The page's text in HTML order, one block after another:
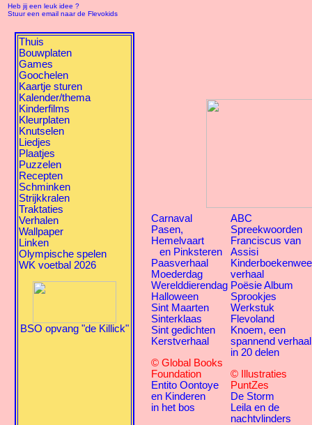
Heb jij een leuk idee ?
Stuur een email naar de Flevokids
Thuis
Bouwplaten
Games
Goochelen
Kaartje sturen
Kalender/thema
Kinderfilms
Kleurplaten
Knutselen
Liedjes
Plaatjes
Puzzelen
Recepten
Schminken
Strijkkralen
Traktaties
Verhalen
Wallpaper
Linken
Olympische spelen
WK voetbal 2026
BSO opvang "de Killick"
Carnaval
Pasen,
Hemelvaart
en Pinksteren
Paasverhaal
Moederdag
Werelddierendag
Halloween
Sint Maarten
Sinterklaas
Sint gedichten
Kerstverhaal
© Global Books
Foundation
Entito Oontoye
en Kinderen
in het bos
ABC
Spreekwoorden
Franciscus van
Assisi
verhaal
Poësie Album
Sprookjes
Werkstuk
Flevoland
Knoem, een
spannend verhaal
in 20 delen
© Illustraties
PuntZes
De Storm
Leila en de
nachtvlinders